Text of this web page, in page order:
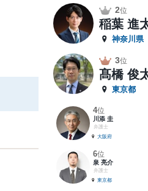
2位
稲葉 進
神奈川県
3位
髙橋 俊
東京都
4位
川添 圭
弁護士
大阪府
6位
泉 亮介
弁護士
東京都